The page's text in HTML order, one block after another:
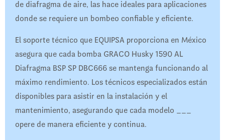
de diafragma de aire, las hace ideales para aplicaciones
donde se requiere un bombeo confiable y eficiente.
El soporte técnico que EQUIPSA proporciona en México
asegura que cada bomba GRACO Husky 1590 AL
Diafragma BSP SP DBC666 se mantenga funcionando al
máximo rendimiento. Los técnicos especializados están
disponibles para asistir en la instalación y el
mantenimiento, asegurando que cada modelo ___
opere de manera eficiente y continua.